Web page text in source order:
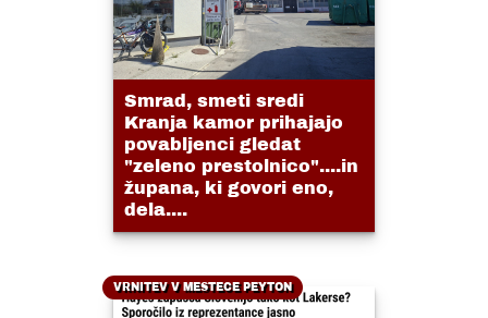
Smrad, smeti sredi
Kranja kamor prihajajo
povabljenci gledat
"zeleno prestolnico"....in
župana, ki govori eno,
dela....
VRNITEV V MESTECE PEYTON